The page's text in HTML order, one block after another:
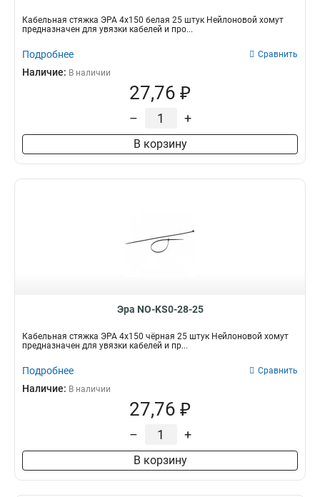
Кабельная стяжка ЭРА 4х150 белая 25 штук Нейлоновой хомут
предназначен для увязки кабелей и про...
Подробнее Сравнить
Наличие: В наличии
27,76 ₽
– +
В корзину
Эра NO-KS0-28-25
Кабельная стяжка ЭРА 4х150 чёрная 25 штук Нейлоновой хомут
предназначен для увязки кабелей и пр...
Подробнее Сравнить
Наличие: В наличии
27,76 ₽
– +
В корзину